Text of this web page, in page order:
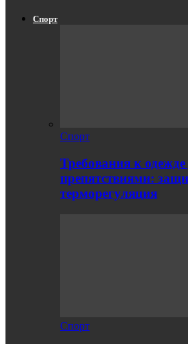
Спорт
Спорт
Требования к одежде
препятствиями:
терморегуляция
Спорт